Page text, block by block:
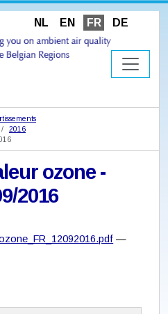
NL EN FR DE
2016
ozone -
2016
—